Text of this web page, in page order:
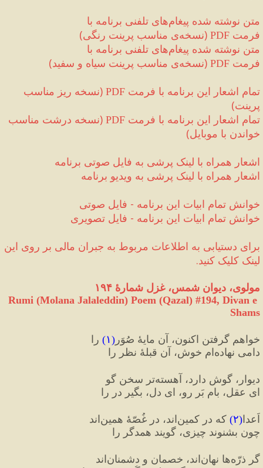
فرمت PDF
(نسخه‌ی مناسب پرینت رنگی
)
فرمت PDF
(نسخه‌ی مناسب پرینت سیاه و سفید
)
تمام اشعار این برنامه با فرمت PDF
(
پرینت)
تمام اشعار این برنامه با فرمت PDF
(
خواندن با موبایل)
اشعار همراه با لینک پرشی به فایل صوتی برنامه
اشعار همراه با لینک پرشی به ویدیو برنامه
خوانش تمام ابیات این برنامه - فایل صوتی
خوانش تمام ابیات این برنامه - فایل تصویری
لینک کلیک کنید.
مولوی، دیوان شمس، غزل شمارهٔ ۱۹۴
Rumi (Molana Jalaleddin) Poem (Qazal) #194, Divan e
Shams
خواهم گرفتن اکنون، آن مایهٔ صُوَر (۱) را
دامی نهاده‌ام خوش، آن قبلهٔ نظر را
دیوار، گوش دارد، آهسته‌تر سخن گو
ای عقل، بام بَر رو، ای دل، بگیر در را
اَعدا(۲) که در کمین‌اند، در غُصّهٔ همین‌اند
چون بشنوند چیزی، گویند همدگر را
گر ذرّه‌ها نهان‌اند، خصمان و دشمنان‌اند